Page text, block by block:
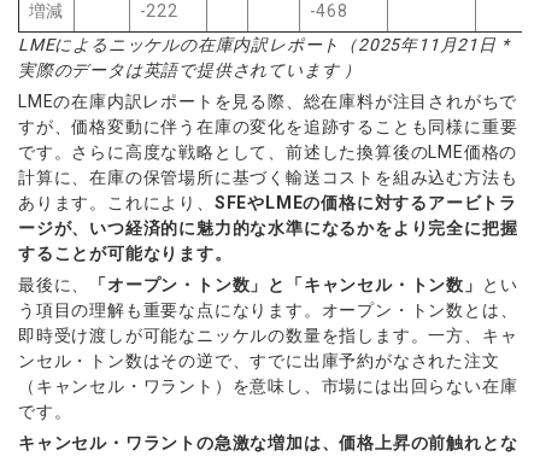
増減 -222
-468
LMEによるニッケルの在庫内訳レポート（2025年11月21日 *
実際のデータは英語で提供されています ）
LMEの在庫内訳レポートを見る際、総在庫料が注目されがちで
すが、価格変動に伴う在庫の変化を追跡することも同様に重要
です。さらに高度な戦略として、前述した換算後のLME価格の
計算に、在庫の保管場所に基づく輸送コストを組み込む方法も
あります。これにより、 SFEやLMEの価格に対するアービトラ
ージが、いつ経済的に魅力的な水準になるかをより完全に把握
することが可能なります。
最後に、
「オープン・トン数」と「キャンセル・トン数」
とい
う項目の理解も重要な点になります。オープン・トン数とは、
即時受け渡しが可能なニッケルの数量を指します。一方、キャ
ンセル・トン数はその逆で、すでに出庫予約がなされた注文
（キャンセル・ワラント）を意味し、市場には出回らない在庫
です。
キャンセル・ワラントの急激な増加は、価格上昇の前触れとな